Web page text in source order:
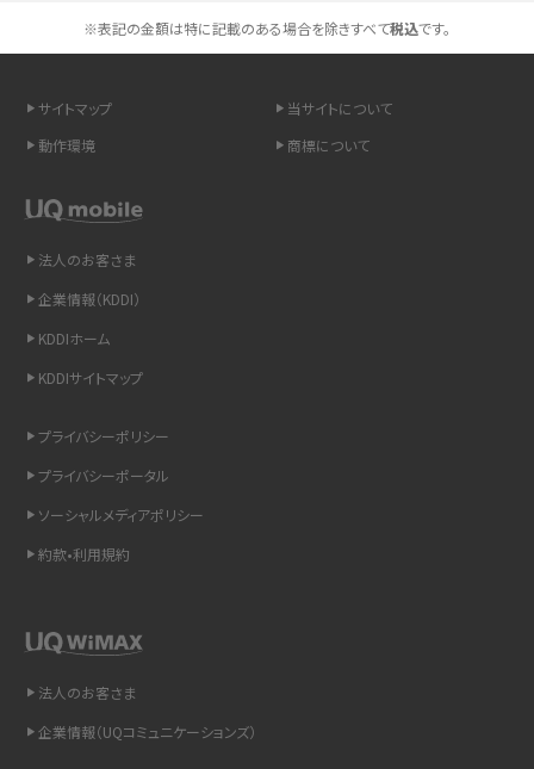
iCloudの使用容量を減らす9つの方法！使用状況の確認手順も紹介
インスタのDMの送り方は？便利機能の使い方や注意点をわかりやすく解説
Bluetooth®とは？Wi-Fiとの違いやスマホ・PCとの接続方法を解説
「iPhoneを探す」の使い方と設定方法を紹介！ブラウザやアプリから探す方法を
詳しく解説
Wi-Fiを快適に使うための速度はどれくらい？用途別の目安・回線ごとの平均を
※表記の金額は特に記載のある場合を除きすべて税込です。
サイトマップ
当サイトについて
動作環境
商標について
法人のお客さま
企業情報（KDDI）
KDDIホーム
KDDIサイトマップ
プライバシーポリシー
プライバシーポータル
ソーシャルメディアポリシー
約款•利用規約
法人のお客さま
企業情報（UQコミュニケーションズ）